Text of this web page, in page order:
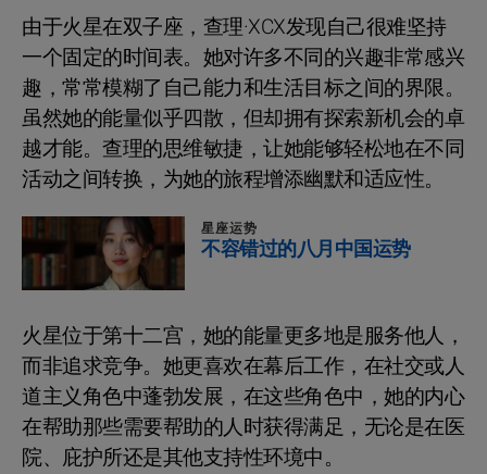
由于火星在双子座，查理·XCX发现自己很难坚持
一个固定的时间表。她对许多不同的兴趣非常感兴
趣，常常模糊了自己能力和生活目标之间的界限。
虽然她的能量似乎四散，但却拥有探索新机会的卓
越才能。查理的思维敏捷，让她能够轻松地在不同
活动之间转换，为她的旅程增添幽默和适应性。
星座运势
不容错过的八月中国运势
火星位于第十二宫，她的能量更多地是服务他人，
而非追求竞争。她更喜欢在幕后工作，在社交或人
道主义角色中蓬勃发展，在这些角色中，她的内心
在帮助那些需要帮助的人时获得满足，无论是在医
院、庇护所还是其他支持性环境中。